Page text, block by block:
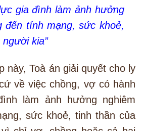
gia đình làm ảnh hưởng
đến tính mạng, sức khoẻ,
kia”
này, Toà án giải quyết cho ly
về việc chồng, vợ có hành
làm ảnh hưởng nghiêm
sức khoẻ, tinh thần của